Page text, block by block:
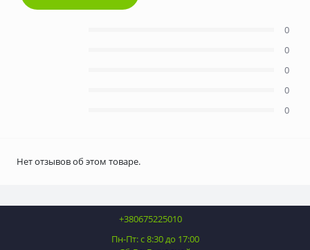
0
0
0
0
0
Нет отзывов об этом товаре.
+380675225010
Пн-Пт: с 8:30 до 17:00